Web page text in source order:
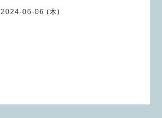
2024-06-06 (木)